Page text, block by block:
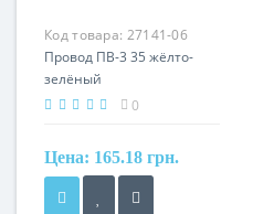
ПВ
Код товара: 27141-06
Провод ПВ-3 35 жёлто-
зелёный
0
Цена: 165.18 грн.